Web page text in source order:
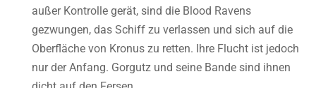
außer Kontrolle gerät, sind die Blood Ravens
gezwungen, das Schiff zu verlassen und sich auf die
Oberfläche von Kronus zu retten. Ihre Flucht ist jedoch
nur der Anfang. Gorgutz und seine Bande sind ihnen